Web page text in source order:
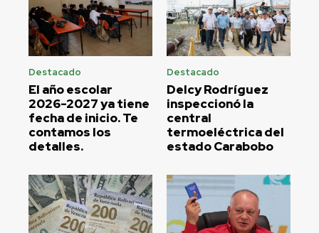
Destacado
El año escolar
2026-2027 ya tiene
fecha de inicio. Te
contamos los
detalles.
Destacado
Delcy Rodríguez
inspeccionó la
central
termoeléctrica del
estado Carabobo